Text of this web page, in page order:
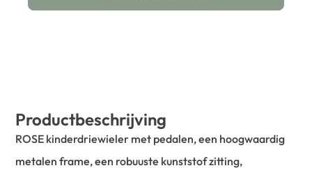
Productbeschrijving
ROSE kinderdriewieler met pedalen, een hoogwaardig
metalen frame, een robuuste kunststof zitting,